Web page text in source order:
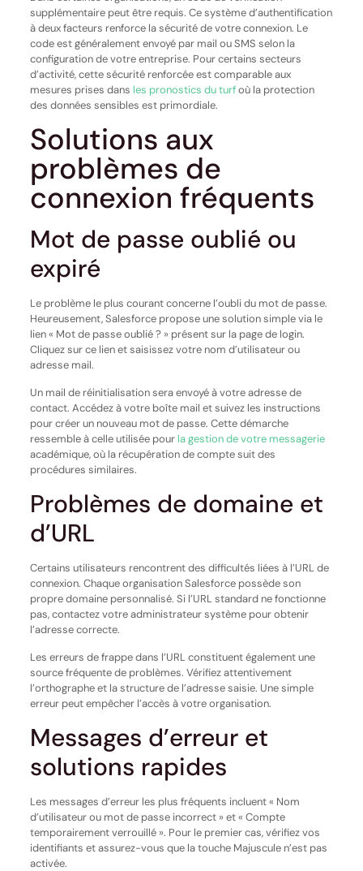
supplémentaire peut être requis. Ce système d’authentification
à deux facteurs renforce la sécurité de votre connexion. Le
code est généralement envoyé par mail ou SMS selon la
configuration de votre entreprise. Pour certains secteurs
d’activité, cette sécurité renforcée est comparable aux
mesures prises dans les pronostics du turfoù la protection
des données sensibles est primordiale.
Solutions aux
problèmes de
connexion fréquents
Mot de passe oublié ou
expiré
Le problème le plus courant concerne l’oubli du mot de passe.
Heureusement, Salesforce propose une solution simple via le
lien « Mot de passe oublié ? » présent sur la page de login.
Cliquez sur ce lien et saisissez votre nom d’utilisateur ou
adresse mail.
Un mail de réinitialisation sera envoyé à votre adresse de
contact. Accédez à votre boîte mail et suivez les instructions
pour créer un nouveau mot de passe. Cette démarche
ressemble à celle utilisée pour la gestion de votre messagerie
académique, où la récupération de compte suit des
procédures similaires.
Problèmes de domaine et
d’URL
Certains utilisateurs rencontrent des difficultés liées à l’URL de
connexion. Chaque organisation Salesforce possède son
propre domaine personnalisé. Si l’URL standard ne fonctionne
pas, contactez votre administrateur système pour obtenir
l’adresse correcte.
Les erreurs de frappe dans l’URL constituent également une
source fréquente de problèmes. Vérifiez attentivement
l’orthographe et la structure de l’adresse saisie. Une simple
erreur peut empêcher l’accès à votre organisation.
Messages d’erreur et
solutions rapides
Les messages d’erreur les plus fréquents incluent « Nom
d’utilisateur ou mot de passe incorrect » et « Compte
temporairement verrouillé ». Pour le premier cas, vérifiez vos
identifiants et assurez-vous que la touche Majuscule n’est pas
activée.